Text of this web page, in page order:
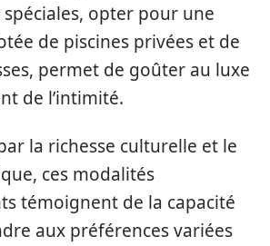
spéciales, opter pour une
de piscines privées et de
permet de goûter au luxe
de l’intimité.
la richesse culturelle et le
ces modalités
témoignent de la capacité
aux préférences variées